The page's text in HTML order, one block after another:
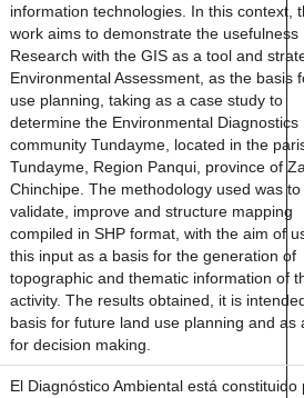
information technologies. In this context,
work aims to demonstrate the usefulness
Research with the GIS as a tool and
Environmental Assessment, as the basis
use planning, taking as a case study to
determine the Environmental Diagnostics
community Tundayme, located in the
Tundayme, Region Panqui, province of
Chinchipe. The methodology used was to
validate, improve and structure mapping
compiled in SHP format, with the aim of
this input as a basis for the generation of
topographic and thematic information of
activity. The results obtained, it is
basis for future land use planning and as
for decision making.
El Diagnóstico Ambiental está constituido